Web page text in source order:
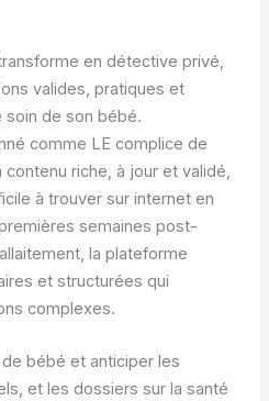
en détective privé,
valides, pratiques et
soin de son bébé.
comme LE complice de
riche, à jour et validé,
à trouver sur internet en
semaines post-
la plateforme
et structurées qui
complexes.
bébé et anticiper les
et les dossiers sur la santé